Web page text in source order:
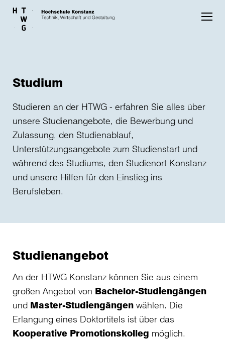
Skip to main content
Studium
Studieren an der HTWG - erfahren Sie alles über
unsere Studienangebote, die Bewerbung und
Zulassung, den Studienablauf,
Unterstützungsangebote zum Studienstart und
während des Studiums, den Studienort Konstanz
und unsere Hilfen für den Einstieg ins
Berufsleben.
Studienangebot
An der HTWG Konstanz können Sie aus einem
großen Angebot von Bachelor-Studiengängen
und Master-Studiengängen wählen. Die
Erlangung eines Doktortitels ist über das
Kooperative Promotionskolleg möglich.